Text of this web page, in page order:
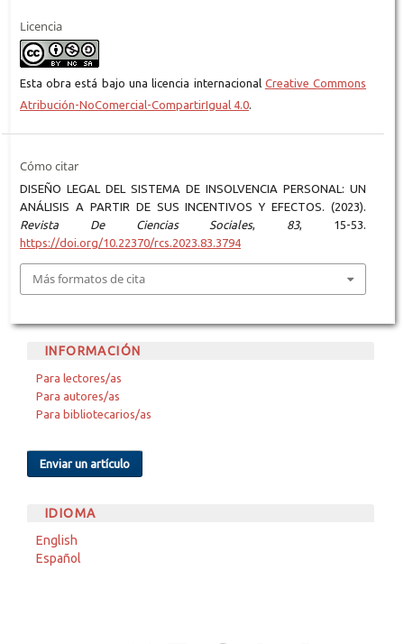
Licencia
Esta obra está bajo una licencia internacional Creative Commons
Atribución-NoComercial-CompartirIgual 4.0.
Cómo citar
DISEÑO LEGAL DEL SISTEMA DE INSOLVENCIA PERSONAL: UN
ANÁLISIS A PARTIR DE SUS INCENTIVOS Y EFECTOS. (2023).
Revista De Ciencias Sociales, 83, 15-53.
https://doi.org/10.22370/rcs.2023.83.3794
Más formatos de cita
INFORMACIÓN
Para lectores/as
Para autores/as
Para bibliotecarios/as
Enviar un artículo
IDIOMA
English
Español